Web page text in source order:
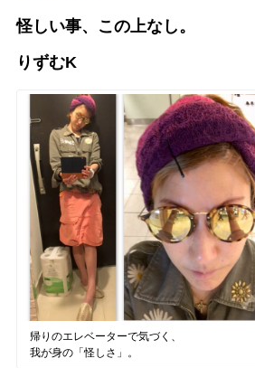
怪しい事、この上なし。
りずむK
帰りのエレベーターで気づく、
我が身の「怪しさ」。